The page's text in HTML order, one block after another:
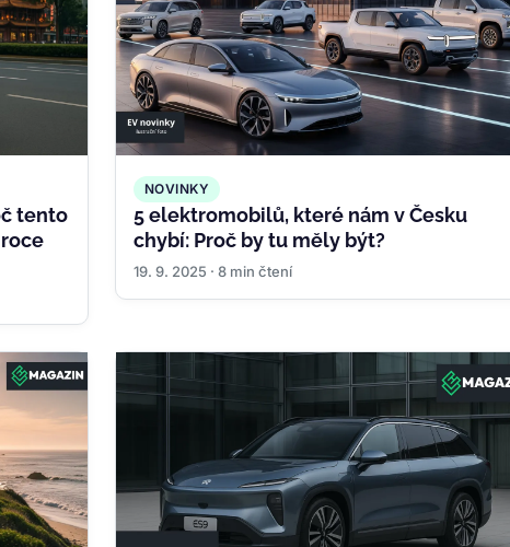
tento
NOVINKY
5 elektromobilů, které nám v Česku
chybí: Proč by tu měly být?
19. 9. 2025 · 8 min čtení